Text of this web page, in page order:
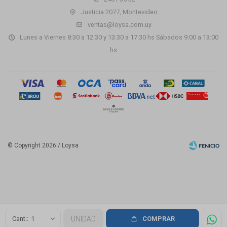
1 UNIDAD COMPRAR
Justicia 2077, Montevideo
ventas@loysa.com.uy
Lunes a Viernes 8:30 a 12:30 y 13:30 a 17:30 hs Sábados 9:00 a 13:00
hs
© Copyright 2026 / Loysa
Fenicio